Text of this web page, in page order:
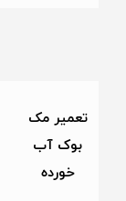
تعمیر مک
بوک آب
خورده